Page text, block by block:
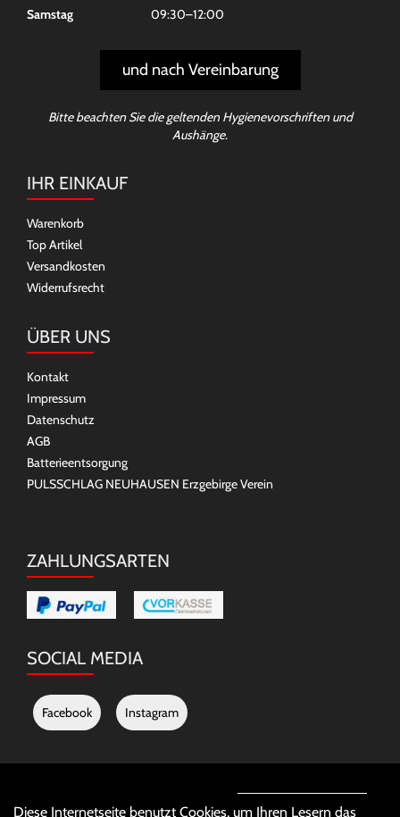
Samstag
09:30–12:00
und nach Vereinbarung
Bitte beachten Sie die geltenden Hygienevorschriften und
Aushänge.
IHR EINKAUF
Warenkorb
Top Artikel
Versandkosten
Widerrufsrecht
ÜBER UNS
Kontakt
Impressum
Datenschutz
AGB
Batterieentsorgung
PULSSCHLAG NEUHAUSEN Erzgebirge Verein
ZAHLUNGSARTEN
SOCIAL MEDIA
Facebook Instagram
Diese Internetseite benutzt Cookies, um Ihren Lesern das
Auftrag widerrufen